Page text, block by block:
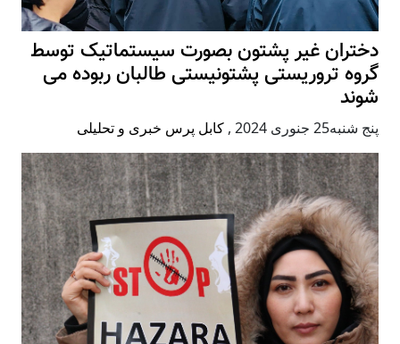
دختران غیر پشتون بصورت سیستماتیک توسط
گروه تروریستی پشتونیستی طالبان ربوده می
شوند
پنج شنبه25 جنوری 2024 , کابل پرس خبری و تحلیلی